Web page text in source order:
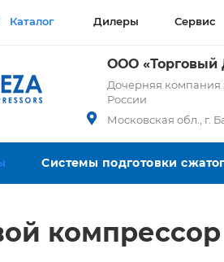
Каталог Дилеры Сервис
ООО
Дочерняя компания
России
Московская обл., г.
Системы подготовки